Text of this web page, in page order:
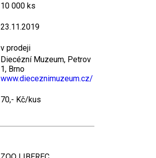
10 000 ks
23.11.2019
v prodeji
Diecézní Muzeum, Petrov
1, Brno
www.dieceznimuzeum.cz/
70,- Kč/kus